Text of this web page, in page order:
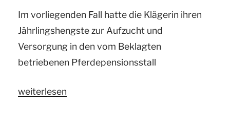
Reitverein
für
seine
selbständig
Reitlehrerin
Im vorliegenden Fall hatte die Klägerin ihren
Jährlingshengste zur Aufzucht und
Versorgung in den vom Beklagten
betriebenen Pferdepensionsstall
„Ihr
weiterlesen